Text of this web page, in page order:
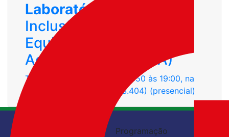
Laboratório de Ideias 6
Inclusão, Diversidade,
Equidade e
Acessibilidade (IDEA)
Terça-feira, 8 de abril, de 17:50 às 19:00, na
Sala Belmiro Braga (sala S.404) (presencial)
Programação